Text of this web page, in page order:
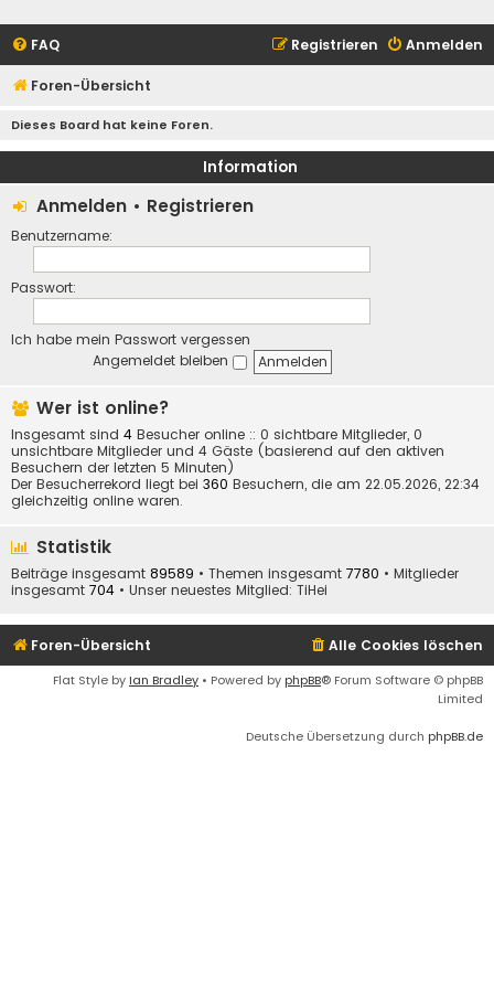
FAQ Anmelden
Registrieren
Foren-Übersicht
Dieses Board hat keine Foren.
Information
Anmelden • Registrieren
Benutzername:
Passwort:
Ich habe mein Passwort vergessen
Angemeldet bleiben
Wer ist online?
Insgesamt sind 4 Besucher online :: 0 sichtbare Mitglieder, 0
unsichtbare Mitglieder und 4 Gäste (basierend auf den aktiven
Besuchern der letzten 5 Minuten)
Der Besucherrekord liegt bei 360 Besuchern, die am 22.05.2026, 22:34
gleichzeitig online waren.
Statistik
Beiträge insgesamt 89589 • Themen insgesamt 7780 • Mitglieder
insgesamt 704 • Unser neuestes Mitglied: TiHei
Foren-Übersicht Alle Cookies löschen
Flat Style by Ian Bradley • Powered by phpBB® Forum Software © phpBB
Limited
Deutsche Übersetzung durch phpBB.de